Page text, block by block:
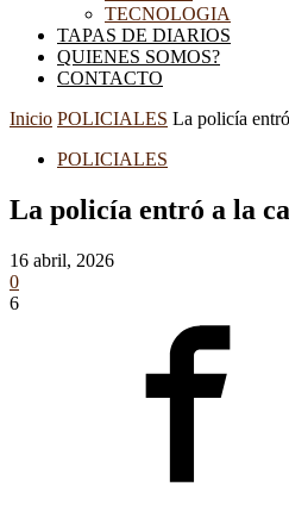
TECNOLOGIA
TAPAS DE DIARIOS
QUIENES SOMOS?
CONTACTO
Inicio POLICIALES La policía
POLICIALES
La policía entró a la
16 abril, 2026
0
6